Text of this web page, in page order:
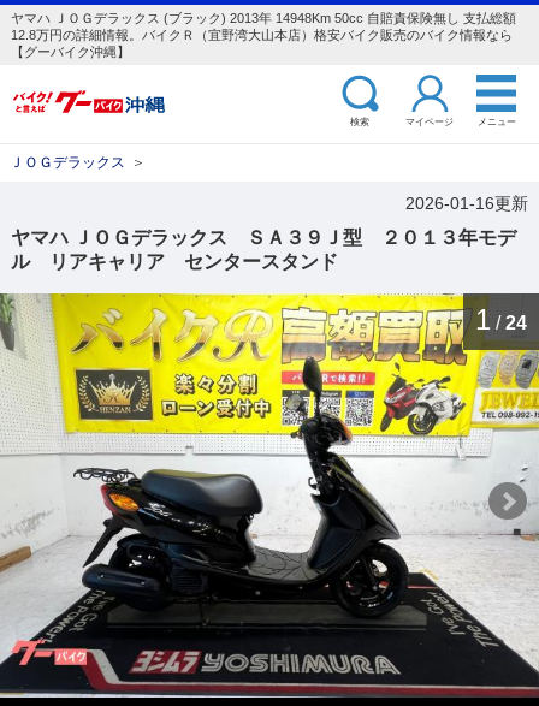
ヤマハ ＪＯＧデラックス (ブラック) 2013年 14948Km 50cc 自賠責保険無し 支払総額
12.8万円の詳細情報。バイクＲ（宜野湾大山本店）格安バイク販売のバイク情報なら
【グーバイク沖縄】
検索 マイページ メニュー
ＪＯＧデラックス ＞
2026-01-16更新
ヤマハ ＪＯＧデラックス ＳＡ３９Ｊ型 ２０１３年モデ
ル リアキャリア センタースタンド
1 / 24